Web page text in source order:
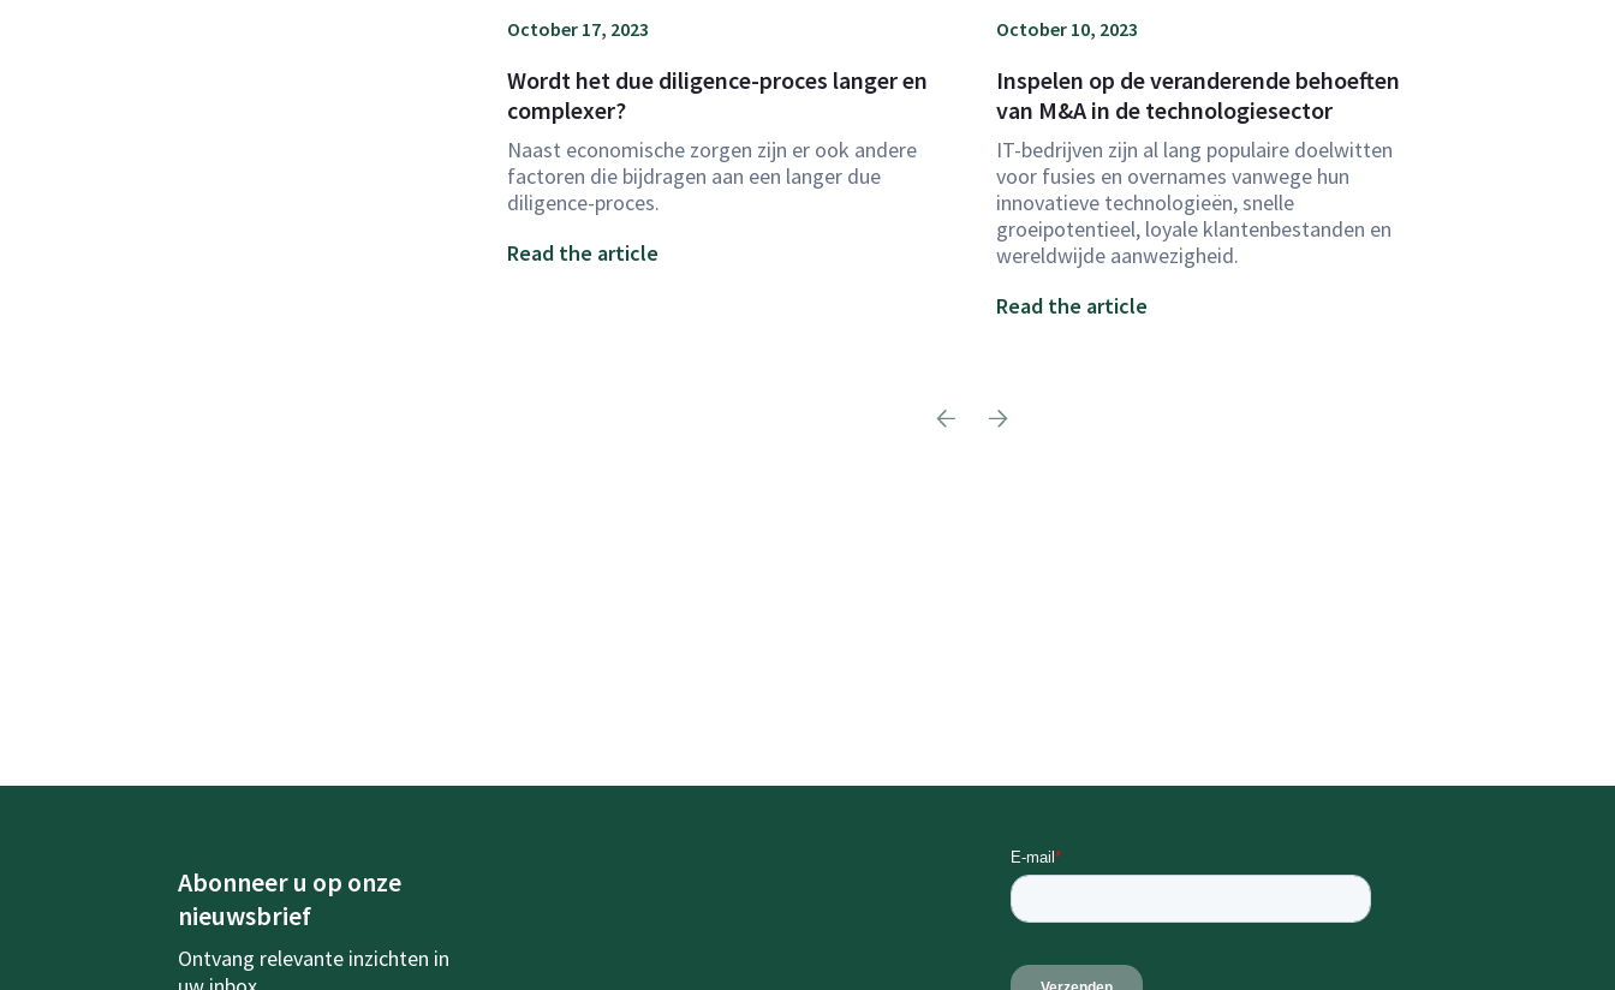
October 17, 2023
Wordt het due diligence-proces langer en
complexer?
Naast economische zorgen zijn er ook andere
factoren die bijdragen aan een langer due
diligence-proces.
Read the article
October 10, 2023
Inspelen op de veranderende behoeften
van M&A in de technologiesector
IT-bedrijven zijn al lang populaire doelwitten
voor fusies en overnames vanwege hun
innovatieve technologieën, snelle
groeipotentieel, loyale klantenbestanden en
wereldwijde aanwezigheid.
Read the article
Abonneer u op onze
nieuwsbrief
Ontvang relevante inzichten in